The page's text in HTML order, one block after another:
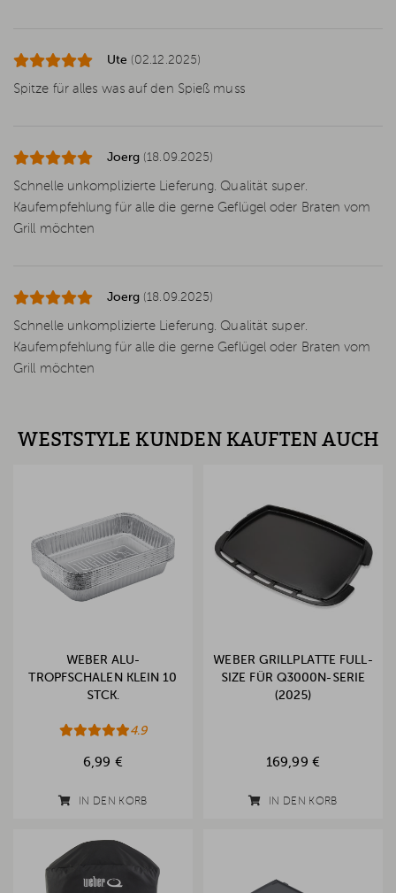
Ute (02.12.2025)
Spitze für alles was auf den Spieß muss
Joerg (18.09.2025)
Schnelle unkomplizierte Lieferung. Qualität super.
Kaufempfehlung für alle die gerne Geflügel oder Braten vom
Grill möchten
Joerg (18.09.2025)
Schnelle unkomplizierte Lieferung. Qualität super.
Kaufempfehlung für alle die gerne Geflügel oder Braten vom
Grill möchten
WESTSTYLE KUNDEN KAUFTEN AUCH
WEBER ALU-
TROPFSCHALEN KLEIN 10
STCK.
4.9
6,99 €
IN DEN KORB
WEBER GRILLPLATTE FULL-
SIZE FÜR Q3000N-SERIE
(2025)
169,99 €
IN DEN KORB